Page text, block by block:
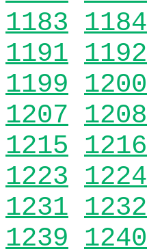
1183 1184
1191 1192
1199 1200
1207 1208
1215 1216
1223 1224
1231 1232
1239 1240